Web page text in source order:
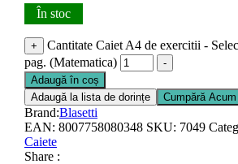
În stoc
+
Cantitate Caiet A4 de exercitii -
pag. (Matematica)
-
Adaugă în coș
Adaugă la lista de dorințe
Cumpără Acum
Brand:Blasetti
EAN: 8007758080348 SKU: 7049
Caiete
Share :